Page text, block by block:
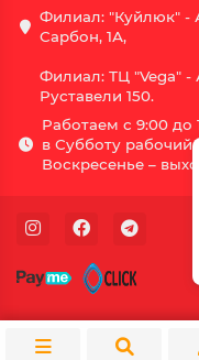
Филиал: "Куйлюк" -
Сарбон, 1А,
Филиал: ТЦ "Vega" -
Руставели 150.
Работаем с 9:00 до
в Субботу рабочий
Воскресенье –